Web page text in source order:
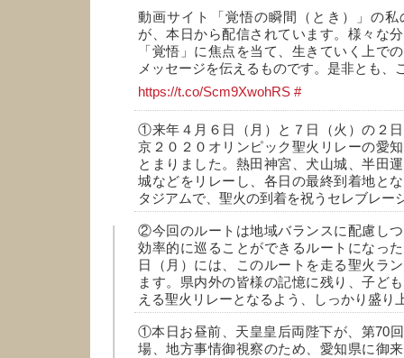
動画サイト「覚悟の瞬間（とき）」の
が、本日から配信されています。様々な
「覚悟」に焦点を当て、生きていく上で
メッセージを伝えるものです。是非とも、
https://t.co/Scm9XwohRS #
①来年４月６日（月）と７日（火）の２
京２０２０オリンピック聖火リレーの愛
とまりました。熱田神宮、犬山城、半田
城などをリレーし、各日の最終到着地と
タジアムで、聖火の到着を祝うセレブレー
②今回のルートは地域バランスに配慮し
効率的に巡ることができるルートになっ
日（月）には、このルートを走る聖火ラ
ます。県内外の皆様の記憶に残り、子ど
える聖火リレーとなるよう、しっかり盛り
①本日お昼前、天皇皇后両陛下が、第70
場、地方事情御視察のため、愛知県に御